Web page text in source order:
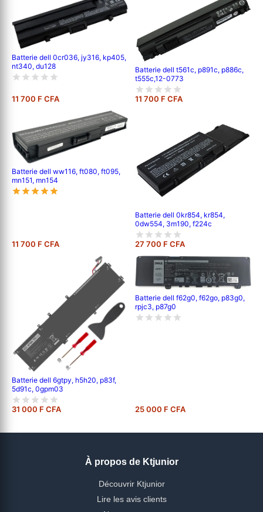
Batterie dell 0cr036, jy316, kp405,
nt340, du128
11 700 F CFA
Batterie dell t561c, p891c, p886c,
t555c,12-0773
11 700 F CFA
Batterie dell ww116, ft080, ft095,
mn151, mn154
11 700 F CFA
Batterie dell 0kr854, kr854,
0dw554, 3m190, f224c
27 700 F CFA
Batterie dell 6gtpy, h5h20, p83f,
5d91c, 0gpm03
31 000 F CFA
Batterie dell f62g0, f62go, p83g0,
rpjc3, p87g0
25 000 F CFA
À propos de Ktjunior
Découvrir Ktjunior
Lire les avis clients